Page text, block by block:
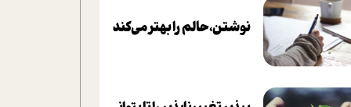
نوشتن، حالم را بهتر می‌کند